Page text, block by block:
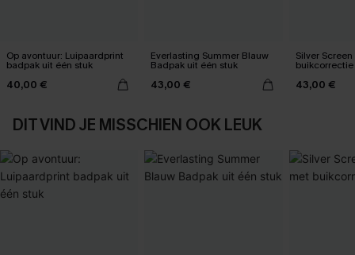
Op avontuur: Luipaardprint
badpak uit één stuk
40,00 €
Everlasting Summer Blauw
Badpak uit één stuk
43,00 €
Silver
buikcorrectie
43,00 €
DIT VIND JE MISSCHIEN OOK LEUK